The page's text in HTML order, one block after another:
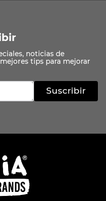
Suscribir